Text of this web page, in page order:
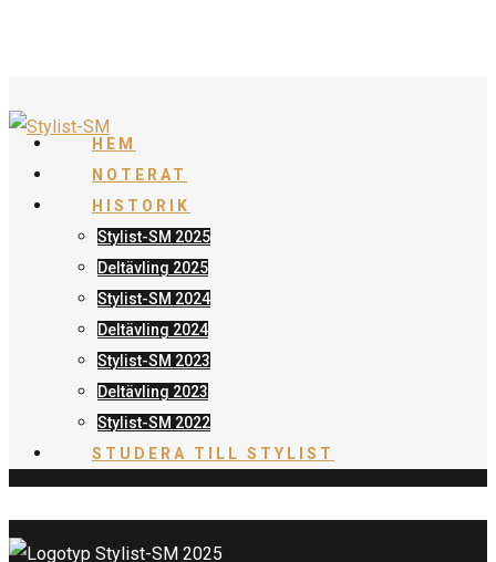
HEM
NOTERAT
HISTORIK
Stylist-SM 2025
Deltävling 2025
Stylist-SM 2024
Deltävling 2024
Stylist-SM 2023
Deltävling 2023
Stylist-SM 2022
STUDERA TILL STYLIST